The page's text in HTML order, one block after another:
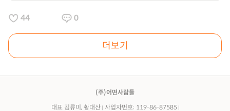
44 0
더보기
(주)어떤사람들
대표 김류미, 황대산
사업자번호: 119-86-87585